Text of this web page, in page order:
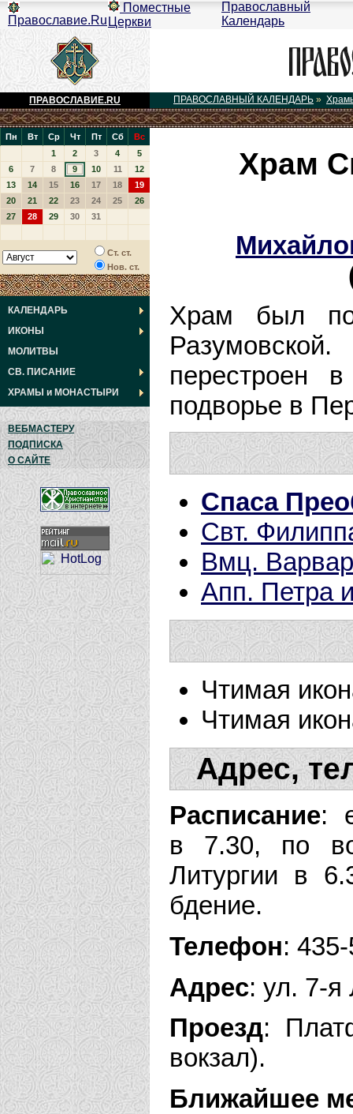
Православие.Ru
Поместные
Церкви
Православный
Календарь
ПРАВОСЛАВИЕ.RU ПРАВОСЛАВНЫЙ КАЛЕНДАРЬ »
Пн Вт Ср Чт Пт Сб
Вс
1
2 3 4
5
6
7 8 9 10 11
12
13
14 15 16 17 18
19
20
21 22 23 24 25
26
27
28 29 30 31
Ст. ст.
Нов. ст.
КАЛЕНДАРЬ
ИКОНЫ
МОЛИТВЫ
СВ. ПИСАНИЕ
ХРАМЫ и МОНАСТЫРИ
ВЕБМАСТЕРУ
ПОДПИСКА
О САЙТЕ
Храм
Храм был
перестроен
подворье в
Спаса
Свт.
Вмц.
Апп. Петра
Чтимая
Чтимая
Адрес,
Расписание:
в 7.30, по
Литургии в
бдение.
Телефон:
Адрес: ул. 7-я
Проезд:
вокзал).
Ближайшее